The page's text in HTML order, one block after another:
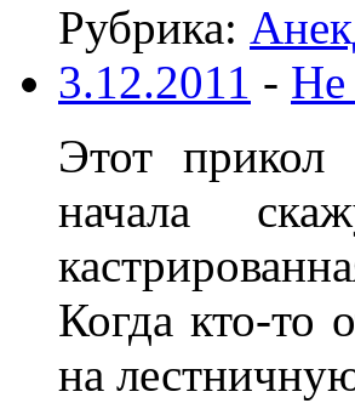
Рубрика:
3.12.2011 - Не
Этот
начала
Когда кто-то
на